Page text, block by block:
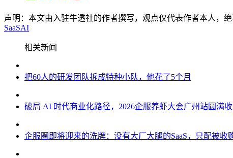
声明：本文由入驻牛透社的作者撰写，观点仅代表作者本人，
SaaSAI
相关新闻
把60人的研发团队拆成特种小队，他花了5个月
破局 AI 时代商业化路径，2026企服养虾大会广州站圆满
企服圈即将迎来的洗牌：没有大厂大腿的SaaS，只配被收